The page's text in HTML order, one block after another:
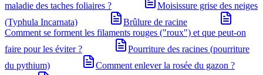
maladie des taches foliaires ?
Moisissure grise des neiges
(Typhula Incarnata)
Brûlure de racine
Comment se forment les filaments rouges ("roux") et que peut-on
faire pour les éviter ?
Pourriture des racines (pourriture
du pythium)
Comment enlever la rosée du gazon ?